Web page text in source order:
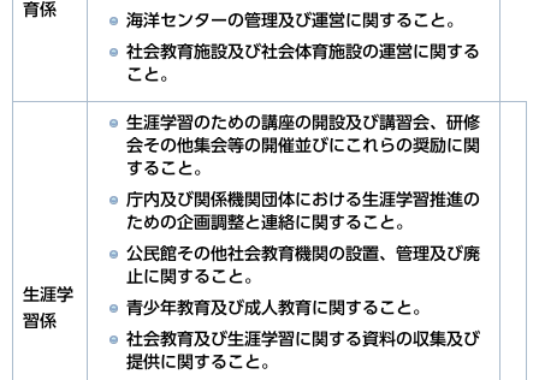
育係
海洋センターの管理及び運営に関すること。
社会教育施設及び社会体育施設の運営に関する
こと。
生涯学
習係
生涯学習のための講座の開設及び講習会、研修
会その他集会等の開催並びにこれらの奨励に関
すること。
庁内及び関係機関団体における生涯学習推進の
ための企画調整と連絡に関すること。
公民館その他社会教育機関の設置、管理及び廃
止に関すること。
青少年教育及び成人教育に関すること。
社会教育及び生涯学習に関する資料の収集及び
提供に関すること。